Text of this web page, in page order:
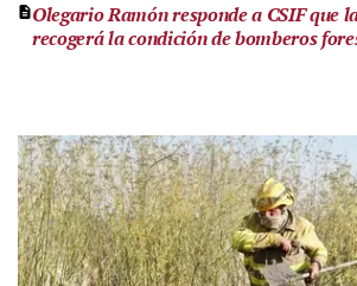
Olegario Ramón responde a CSIF que
recogerá la condición de bomberos